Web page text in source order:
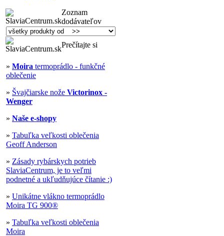
Zoznam
dodávateľov
Prečítajte si
» Moira termoprádlo - funkčné
oblečenie
» Švajčiarske nože Victorinox -
Wenger
» Naše e-shopy
» Tabuľka veľkosti oblečenia
Geoff Anderson
» Zásady rybárskych potrieb
SlaviaCentrum, je to veľmi
podnetné a ukľudňujúce čítanie :)
» Unikátne vlákno termoprádlo
Moira TG 900®
» Tabuľka veľkosti oblečenia
Moira